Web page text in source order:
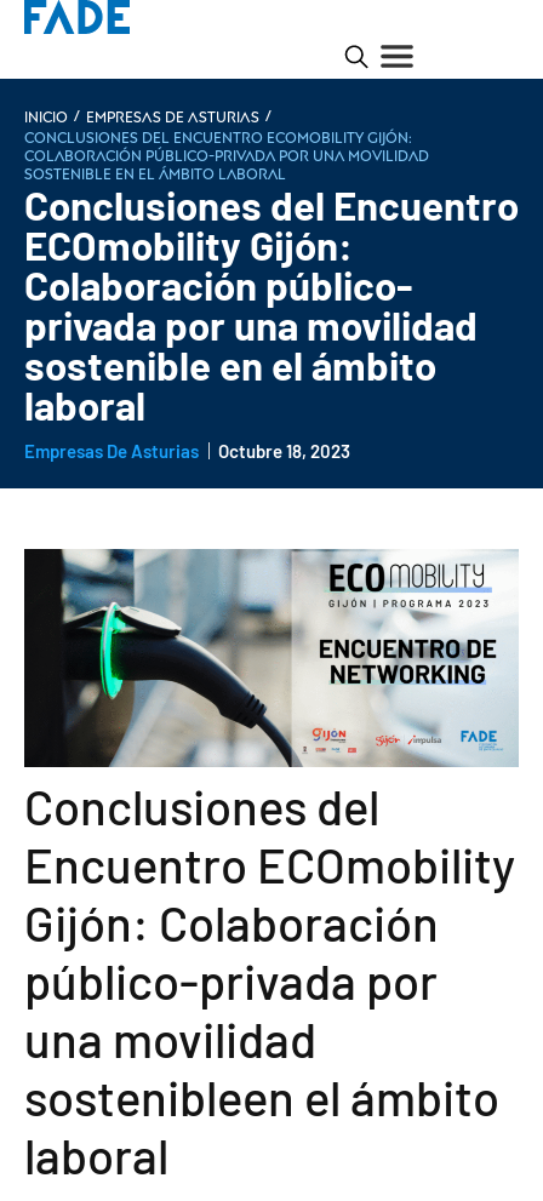
INICIO / Empresas de Asturias /
Conclusiones del Encuentro ECOmobility Gijón:
Colaboración público-privada por una movilidad
sostenible en el ámbito laboral
Conclusiones del Encuentro
ECOmobility Gijón:
Colaboración público-
privada por una movilidad
sostenible en el ámbito
laboral
Empresas De Asturias Octubre 18, 2023
Conclusiones del
Encuentro ECOmobility
Gijón: Colaboración
público-privada por
una movilidad
sostenibleen el ámbito
laboral